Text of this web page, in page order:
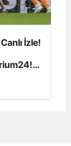
İzle!
zaman